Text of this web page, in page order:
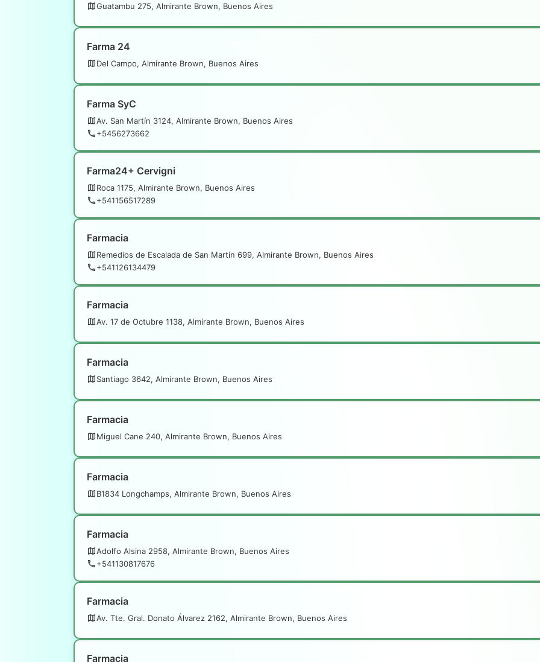
Guatambu 275, Almirante Brown, Buenos Aires
Farma 24
Del Campo, Almirante Brown, Buenos Aires
Farma SyC
Av. San Martín 3124, Almirante Brown, Buenos Aires
+5456273662
Farma24+ Cervigni
Roca 1175, Almirante Brown, Buenos Aires
+541156517289
Farmacia
Remedios de Escalada de San Martín 699, Almirante Brown, Buenos Aires
+541126134479
Farmacia
Av. 17 de Octubre 1138, Almirante Brown, Buenos Aires
Farmacia
Santiago 3642, Almirante Brown, Buenos Aires
Farmacia
Miguel Cane 240, Almirante Brown, Buenos Aires
Farmacia
B1834 Longchamps, Almirante Brown, Buenos Aires
Farmacia
Adolfo Alsina 2958, Almirante Brown, Buenos Aires
+541130817676
Farmacia
Av. Tte. Gral. Donato Álvarez 2162, Almirante Brown, Buenos Aires
Farmacia